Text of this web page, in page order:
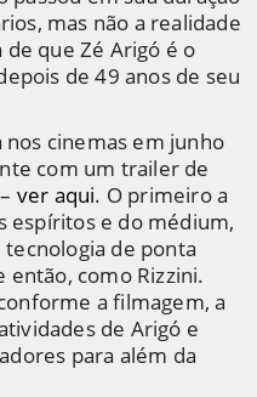
mas não a realidade
que Zé Arigó é o
de 49 anos de seu
cinemas em junho
com um trailer de
ver aqui. O primeiro a
espíritos e do médium,
tecnologia de ponta
como Rizzini.
a filmagem, a
de Arigó e
para além da